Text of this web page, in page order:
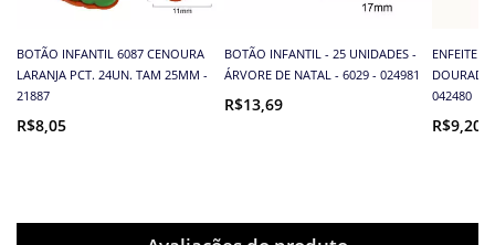
BOTÃO INFANTIL 6087 CENOURA
LARANJA PCT. 24UN. TAM 25MM -
21887
R$8,05
BOTÃO INFANTIL - 25 UNIDADES -
ÁRVORE DE NATAL - 6029 - 024981
R$13,69
ENFEITE -
042480
R$9,20